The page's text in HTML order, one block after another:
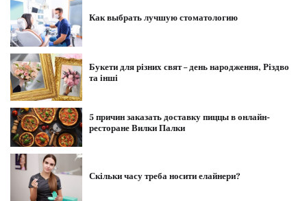
Как выбрать лучшую стоматологию
Букети для різних свят – день народження, Різдво
та інші
5 причин заказать доставку пиццы в онлайн-
ресторане Вилки Палки
Скільки часу треба носити елайнери?